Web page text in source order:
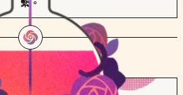
繫。
的主調蠟燭是...